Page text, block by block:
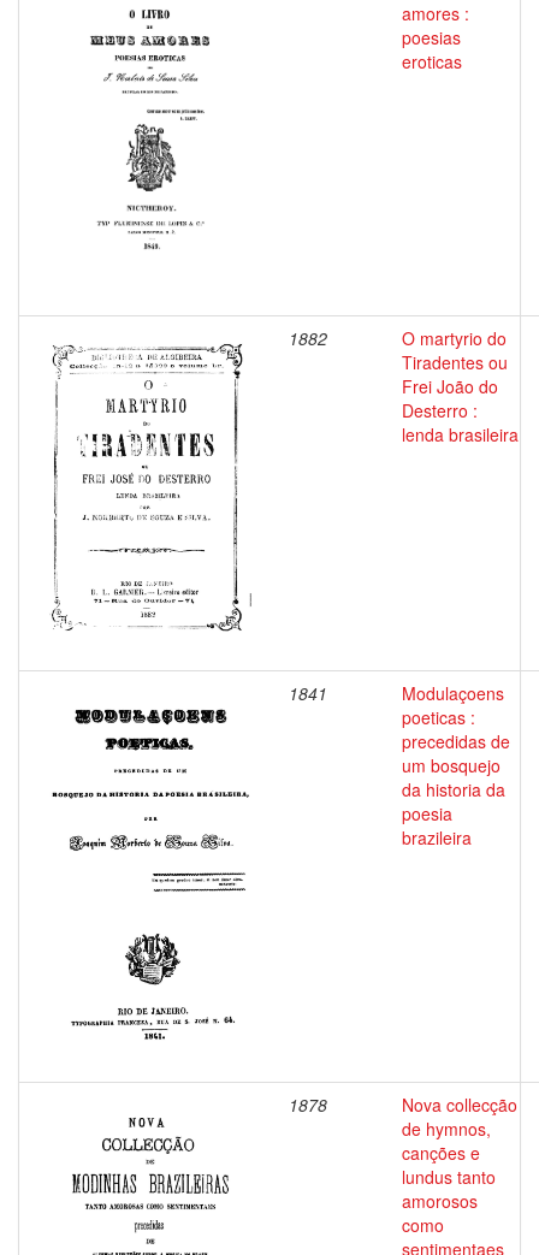
amores :
poesias
eroticas
1882
O martyrio do
Tiradentes ou
Frei João do
Desterro :
lenda brasileira
1841
Modulaçoens
poeticas :
precedidas de
um bosquejo
da historia da
poesia
brazileira
1878
Nova collecção
de hymnos,
canções e
lundus tanto
amorosos
como
sentimentaes